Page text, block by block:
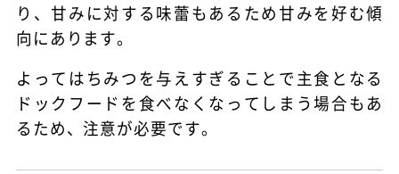
り、甘みに対する味蕾もあるため甘みを好む傾
向にあります。
よってはちみつを与えすぎることで主食となる
ドックフードを食べなくなってしまう場合もあ
るため、注意が必要です。